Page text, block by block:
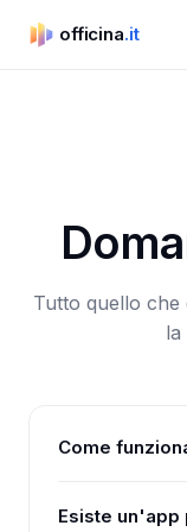
officina.it
officina.it
Tutto quello che
la
Come
carta e senza
Esiste un'app